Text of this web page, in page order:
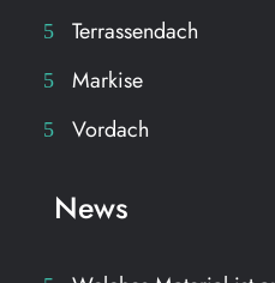
Terrassendach
Markise
Vordach
News